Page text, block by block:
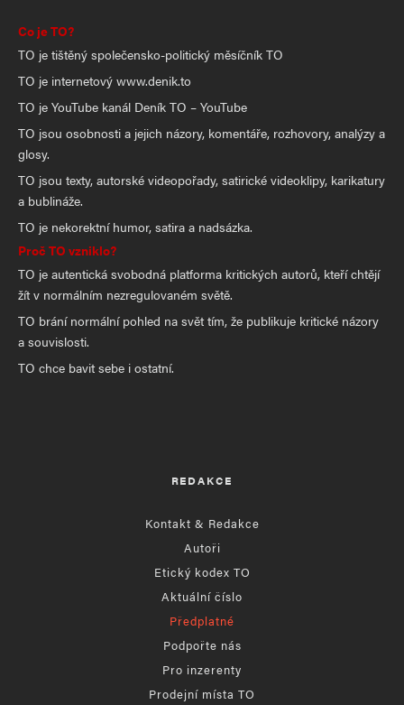
Co je TO?
TO je tištěný společensko-politický měsíčník TO
TO je internetový www.denik.to
TO je YouTube kanál Deník TO – YouTube
TO jsou osobnosti a jejich názory, komentáře, rozhovory, analýzy a
glosy.
TO jsou texty, autorské videopořady, satirické videoklipy, karikatury
a bublináže.
TO je nekorektní humor, satira a nadsázka.
Proč TO vzniklo?
TO je autentická svobodná platforma kritických autorů, kteří chtějí
žít v normálním nezregulovaném světě.
TO brání normální pohled na svět tím, že publikuje kritické názory
a souvislosti.
TO chce bavit sebe i ostatní.
REDAKCE
Kontakt & Redakce
Autoři
Etický kodex TO
Aktuální číslo
Předplatné
Podpořte nás
Pro inzerenty
Prodejní místa TO